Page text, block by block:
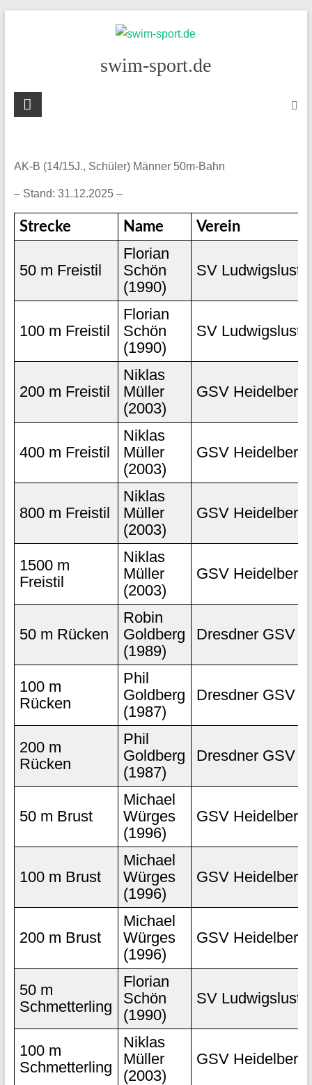
swim-sport.de
AK-B (14/15J., Schüler) Männer 50m-Bahn
– Stand: 31.12.2025 –
Strecke Name Verein
50 m Freistil
Florian
Schön
(1990)
SV Ludwigslust
100 m Freistil
Florian
Schön
(1990)
SV Ludwigslust
200 m Freistil
Niklas
Müller
(2003)
GSV Heidelberg
400 m Freistil
Niklas
Müller
(2003)
GSV Heidelberg
800 m Freistil
Niklas
Müller
(2003)
GSV Heidelberg
1500 m
Freistil
Niklas
Müller
(2003)
GSV Heidelberg
50 m Rücken
Robin
Goldberg
(1989)
Dresdner GSV
100 m
Rücken
Phil
Goldberg
(1987)
Dresdner GSV
200 m
Rücken
Phil
Goldberg
(1987)
Dresdner GSV
50 m Brust
Michael
Würges
(1996)
GSV Heidelberg
100 m Brust
Michael
Würges
(1996)
GSV Heidelberg
200 m Brust
Michael
Würges
(1996)
GSV Heidelberg
50 m
Schmetterling
Florian
Schön
(1990)
SV Ludwigslust
100 m
Schmetterling
Niklas
Müller
(2003)
GSV Heidelberg